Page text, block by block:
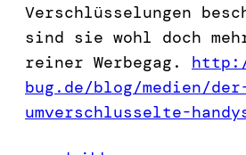
Verschlüsselungen
sind sie wohl doch
reiner Werbegag.
bug.de/blog/medien/
umverschlusselte-